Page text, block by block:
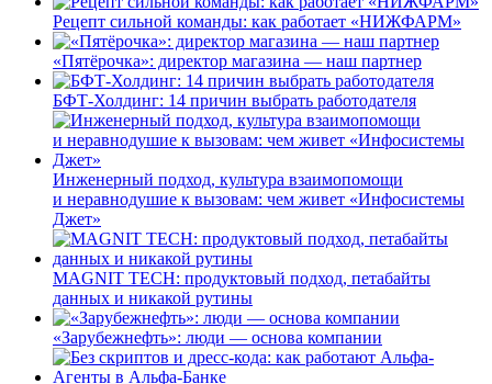
Рецепт сильной команды: как работает «НИЖФАРМ»
«Пятёрочка»: директор магазина — наш партнер
БФТ-Холдинг: 14 причин выбрать работодателя
Инженерный подход, культура взаимопомощи
и неравнодушие к вызовам: чем живет «Инфосистемы
Джет»
MAGNIT TECH: продуктовый подход, петабайты
данных и никакой рутины
«Зарубежнефть»: люди — основа компании